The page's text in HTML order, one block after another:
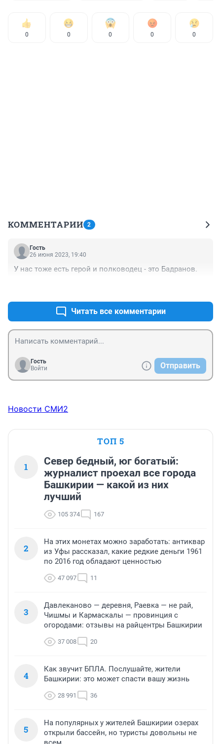
0 0 0 0 0
КОММЕНТАРИИ 2
Гость
26 июня 2023, 19:40
У нас тоже есть герой и полководец - это Бадранов.
Читать все комментарии
Гость
Войти
Отправить
Новости СМИ2
ТОП 5
1
Север бедный, юг богатый:
журналист проехал все города
Башкирии — какой из них
лучший
105 374 167
2
На этих монетах можно заработать: антиквар
из Уфы рассказал, какие редкие деньги 1961
по 2016 год обладают ценностью
47 097 11
3
Давлеканово — деревня, Раевка — не рай,
Чишмы и Кармаскалы — провинция с
огородами: отзывы на райцентры Башкирии
37 008 20
4
Как звучит БПЛА. Послушайте, жители
Башкирии: это может спасти вашу жизнь
28 991 36
5
На популярных у жителей Башкирии озерах
открыли бассейн, но туристы довольны не